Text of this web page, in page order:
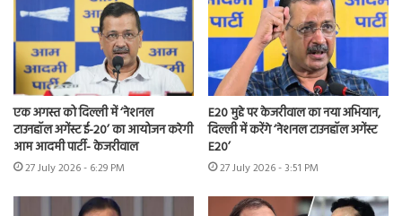
एक अगस्त को दिल्ली में ‘नेशनल
टाउनहॉल अगेंस्ट ई-20’ का आयोजन करेगी
आम आदमी पार्टी- केजरीवाल
27 July 2026 - 6:29 PM
E20 मुद्दे पर केजरीवाल का नया अभियान,
दिल्ली में करेंगे ‘नेशनल टाउनहॉल अगेंस्ट
E20’
27 July 2026 - 3:51 PM